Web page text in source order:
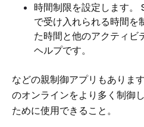
時間制限を設定します。
で受け入れられる時間を
た時間と他のアクティビ
ヘルプです。
などの親制御アプリもあります
のオンラインをより多く制御
ために使用できること。